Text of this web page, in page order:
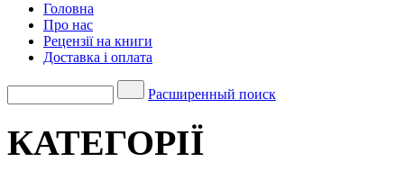
Головна
Про нас
Рецензії на книги
Доставка і оплата
Расширенный поиск
КАТЕГОРІЇ